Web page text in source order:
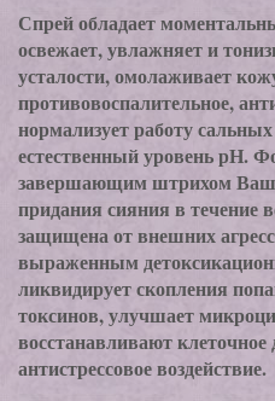
Спрей обладает
освежает, увлажняет и
усталости, омолаживает
противовоспалительное,
нормализует работу
естественный уровень рН.
завершающим штрихом
придания сияния в течение
защищена от внешних
выраженным
ликвидирует скопления
токсинов, улучшает
восстанавливают
антистрессовое воздействие.